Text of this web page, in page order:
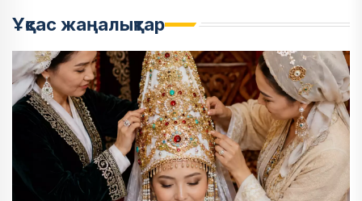
Ұқсас жаңалықтар